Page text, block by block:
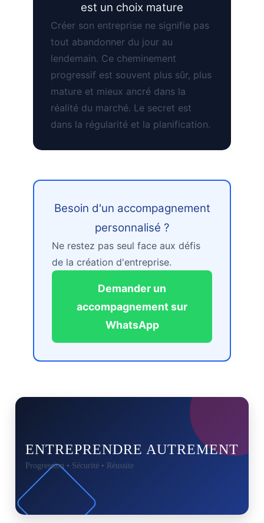
est un choix mature
Créer son entreprise ne signifie pas
tout abandonner du jour au
lendemain. Ce cheminement
progressif est souvent plus sûr, plus
mature et mieux ancré dans la
réalité du marché. Le secret est
dans la régularité et la planification.
Besoin d'un accompagnement
personnalisé ?
Ne restez pas seul face aux défis
de la création d'entreprise.
Demander un
accompagnement sur
WhatsApp
ENTREPRENDRE AUTREMENT
Progression • Sécurité • Réussite